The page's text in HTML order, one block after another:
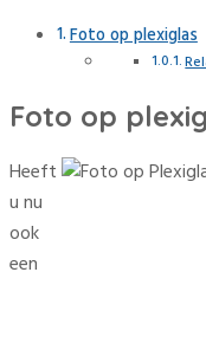
Foto op plexiglas
Foto op
Heeft
u nu
ook
een